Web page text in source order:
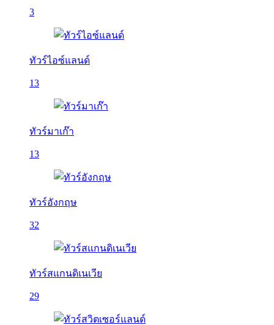
3
ทัวร์ไอซ์แลนด์
13
ทัวร์มาเก๊า
13
ทัวร์อังกฤษ
32
ทัวร์สแกนดิเนเวีย
29